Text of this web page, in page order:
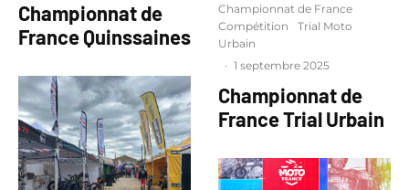
Championnat de
France Quinssaines
Championnat de France
Compétition
Trial Moto
Urbain
· 1 septembre 2025
Championnat de
France Trial Urbain